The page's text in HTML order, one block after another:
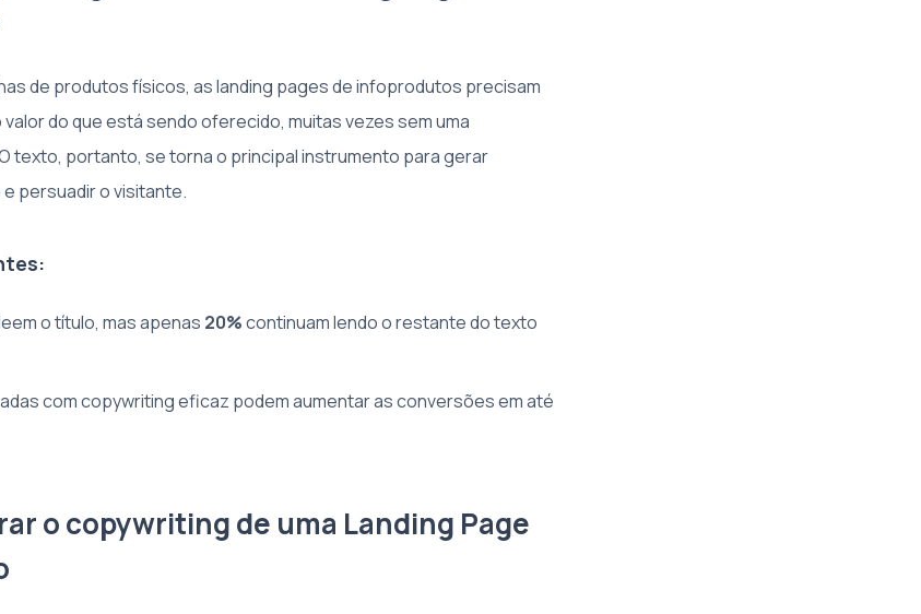
de produtos físicos, as landing pages de infoprodutos precisam
do que está sendo oferecido, muitas vezes sem uma
texto, portanto, se torna o principal instrumento para gerar
persuadir o visitante.
:
o título, mas apenas 20%continuam lendo o restante do texto
com copywriting eficaz podem aumentar as conversões em até
o copywriting de uma Landing Page